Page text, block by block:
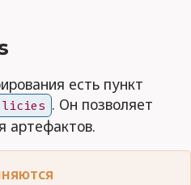
есть пункт
. Он позволяет
артефактов.